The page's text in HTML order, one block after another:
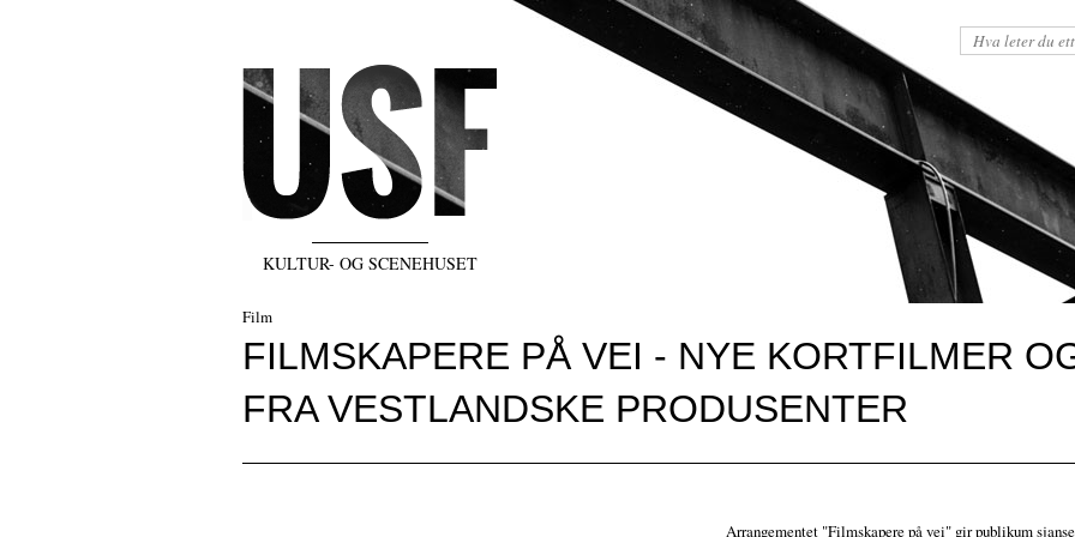
KULTUR- OG SCENEHUSET
Film
FILMSKAPERE PÅ VEI - NYE KORTFILMER
FRA VESTLANDSKE PRODUSENTER
Arrangementet "Filmskapere på vei" gir publikum